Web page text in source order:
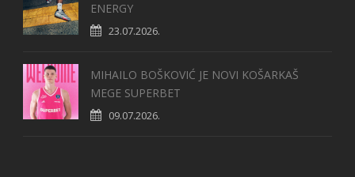
ENERGY
23.07.2026.
MIHAILO BOŠKOVIĆ JE NOVI KOŠARKAŠ
MEGE SUPERBET
09.07.2026.